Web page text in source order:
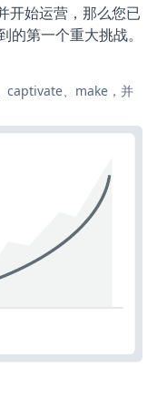
始运营，那么您已
第一个重大挑战。
captivate、make，并